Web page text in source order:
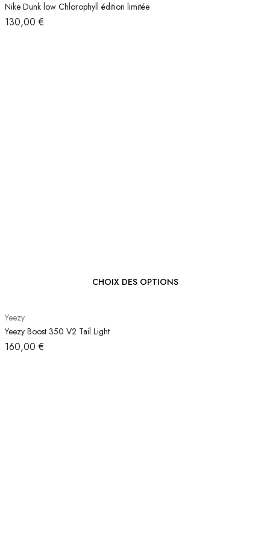
Nike Dunk low Chlorophyll édition limitée
130,00€
CHOIX DES OPTIONS
Yeezy
Yeezy Boost 350 V2 Tail Light
160,00€